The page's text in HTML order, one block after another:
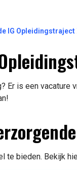
IG
Er is een
te bieden. Bekijk